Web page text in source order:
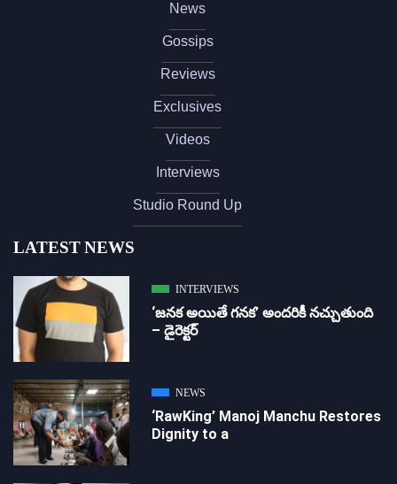
News
Gossips
Reviews
Exclusives
Videos
Interviews
Studio Round Up
LATEST NEWS
INTERVIEWS
‘జ‌న‌క అయితే గ‌న‌క‌’ అందరికీ నచ్చుతుంది
– డైరెక్ట‌ర్
NEWS
‘RawKing’ Manoj Manchu Restores
Dignity to a